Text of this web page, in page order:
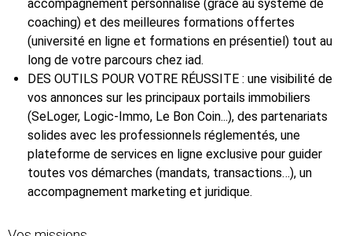
accompagnement personnalisé (grâce au système de
coaching) et des meilleures formations offertes
(université en ligne et formations en présentiel) tout au
long de votre parcours chez iad.
DES OUTILS POUR VOTRE RÉUSSITE : une visibilité de
vos annonces sur les principaux portails immobiliers
(SeLoger, Logic-Immo, Le Bon Coin...), des partenariats
solides avec les professionnels réglementés, une
plateforme de services en ligne exclusive pour guider
toutes vos démarches (mandats, transactions…), un
accompagnement marketing et juridique.